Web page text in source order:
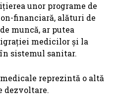
unor programe de
financiară, alături de
muncă, ar putea
medicilor și la
sistemul sanitar.
reprezintă o altă
dezvoltare.